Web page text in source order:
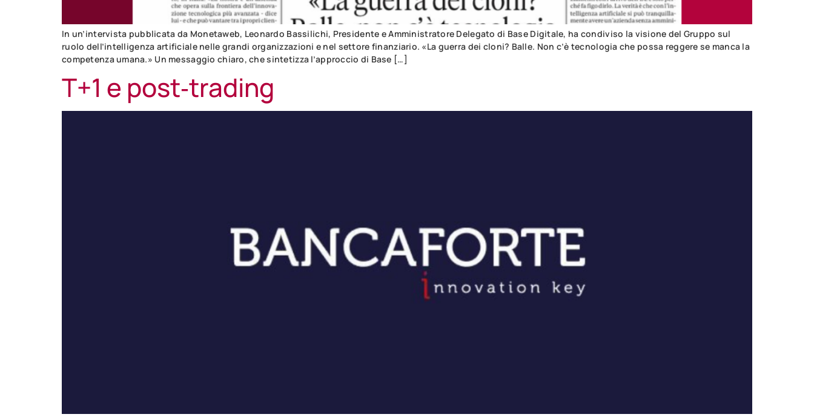
In un’intervista pubblicata da Monetaweb, Leonardo Bassilichi, Presidente e Amministratore Delegato di Base Digitale, ha condiviso la visione del Gruppo sul
ruolo dell’intelligenza artificiale nelle grandi organizzazioni e nel settore finanziario. «La guerra dei cloni? Balle. Non c’è tecnologia che possa reggere se manca la
competenza umana.» Un messaggio chiaro, che sintetizza l’approccio di Base […]
T+1 e post‑trading